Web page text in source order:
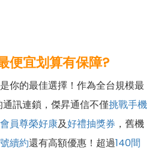
便宜划算有保障?
你的最佳選擇！作為全台規模最
訊連鎖，傑昇通信不僅挑戰手機
會員尊榮好康及好禮抽獎券 ，舊機
續約還有高額優惠！超過140間